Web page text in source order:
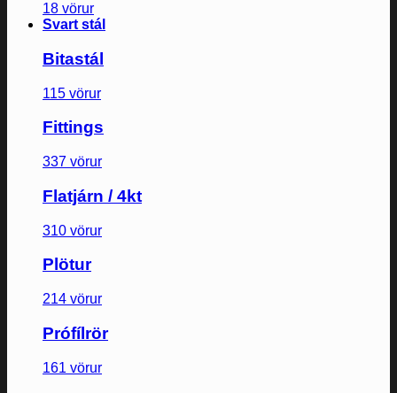
18 vörur
Svart stál
Bitastál
115 vörur
Fittings
337 vörur
Flatjárn / 4kt
310 vörur
Plötur
214 vörur
Prófílrör
161 vörur